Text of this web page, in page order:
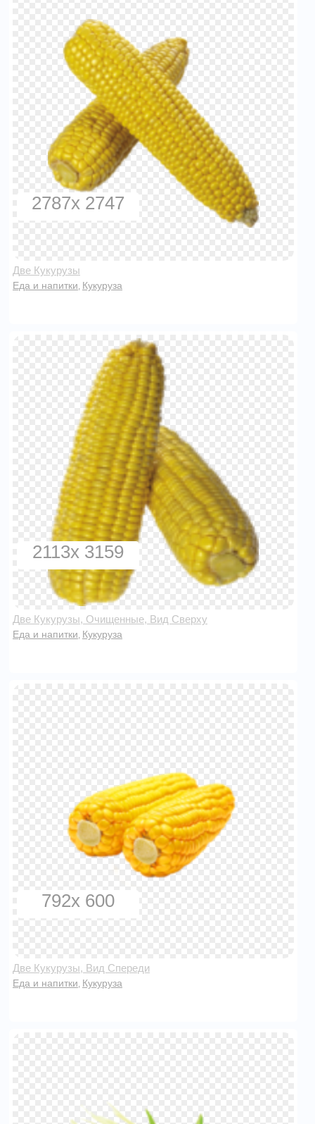
2787x 2747
Две Кукурузы
Еда и напитки Кукуруза
2113x 3159
Две Кукурузы, Очищенные, Вид Сверху
Еда и напитки Кукуруза
792x 600
Две Кукурузы, Вид Спереди
Еда и напитки Кукуруза